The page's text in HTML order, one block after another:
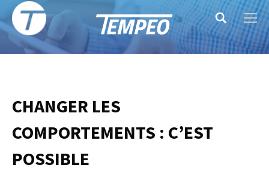
Search:
CHANGER LES
COMPORTEMENTS : C’EST
POSSIBLE